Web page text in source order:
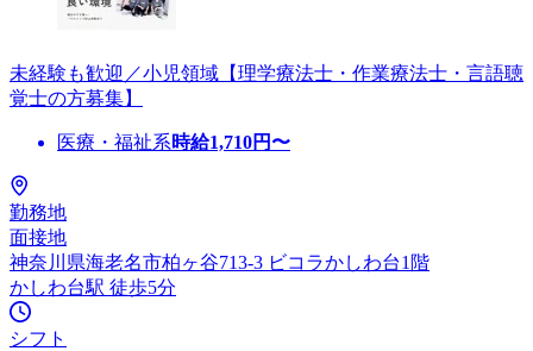
未経験も歓迎／小児領域【理学療法士・作業療法士・言語聴
覚士の方募集】
医療・福祉系時給1,710円〜
勤務地
面接地
神奈川県海老名市柏ヶ谷713-3 ビコラかしわ台1階
かしわ台駅 徒歩5分
シフト